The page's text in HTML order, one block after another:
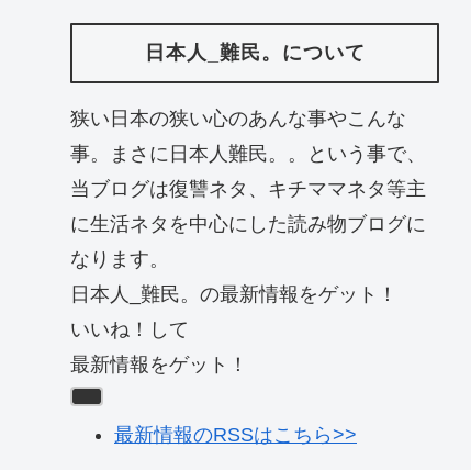
日本人_難民。について
狭い日本の狭い心のあんな事やこんな
事。まさに日本人難民。。という事で、
当ブログは復讐ネタ、キチママネタ等主
に生活ネタを中心にした読み物ブログに
なります。
日本人_難民。の最新情報をゲット！
いいね！して
最新情報をゲット！
最新情報のRSSはこちら>>